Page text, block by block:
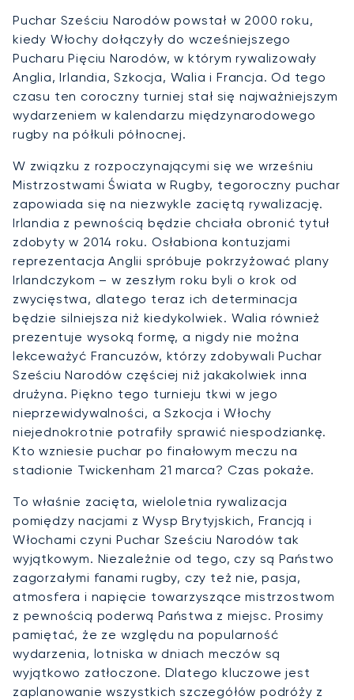
Puchar Sześciu Narodów powstał w 2000 roku,
kiedy Włochy dołączyły do wcześniejszego
Pucharu Pięciu Narodów, w którym rywalizowały
Anglia, Irlandia, Szkocja, Walia i Francja. Od tego
czasu ten coroczny turniej stał się najważniejszym
wydarzeniem w kalendarzu międzynarodowego
rugby na półkuli północnej.
W związku z rozpoczynającymi się we wrześniu
Mistrzostwami Świata w Rugby, tegoroczny puchar
zapowiada się na niezwykle zaciętą rywalizację.
Irlandia z pewnością będzie chciała obronić tytuł
zdobyty w 2014 roku. Osłabiona kontuzjami
reprezentacja Anglii spróbuje pokrzyżować plany
Irlandczykom – w zeszłym roku byli o krok od
zwycięstwa, dlatego teraz ich determinacja
będzie silniejsza niż kiedykolwiek. Walia również
prezentuje wysoką formę, a nigdy nie można
lekceważyć Francuzów, którzy zdobywali Puchar
Sześciu Narodów częściej niż jakakolwiek inna
drużyna. Piękno tego turnieju tkwi w jego
nieprzewidywalności, a Szkocja i Włochy
niejednokrotnie potrafiły sprawić niespodziankę.
Kto wzniesie puchar po finałowym meczu na
stadionie Twickenham 21 marca? Czas pokaże.
To właśnie zacięta, wieloletnia rywalizacja
pomiędzy nacjami z Wysp Brytyjskich, Francją i
Włochami czyni Puchar Sześciu Narodów tak
wyjątkowym. Niezależnie od tego, czy są Państwo
zagorzałymi fanami rugby, czy też nie, pasja,
atmosfera i napięcie towarzyszące mistrzostwom
z pewnością poderwą Państwa z miejsc. Prosimy
pamiętać, że ze względu na popularność
wydarzenia, lotniska w dniach meczów są
wyjątkowo zatłoczone. Dlatego kluczowe jest
zaplanowanie wszystkich szczegółów podróży z